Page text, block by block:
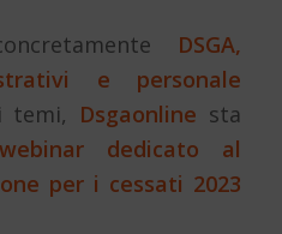
DSGA,
e personale
temi, Dsgaonline sta
webinar dedicato al
per i cessati 2023